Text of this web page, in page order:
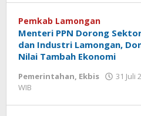
Pemkab Lamongan
Menteri PPN Dorong
dan Industri Lamongan,
Nilai Tambah Ekonomi
Pemerintahan, Ekbis
31 Juli
WIB